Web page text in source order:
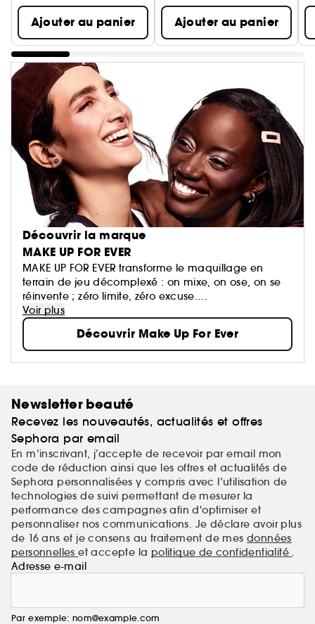
Ajouter au panier Ajouter au panier
Découvrir la marque
MAKE UP FOR EVER
MAKE UP FOR EVER transforme le maquillage en
terrain de jeu décomplexé : on mixe, on ose, on se
réinvente ; zéro limite, zéro excuse.
Ses formules haute performance suivent le rythme et
subliment toutes les carnations, quoi qu’il arrive.
Voir plus
Découvrir Make Up For Ever
Newsletter beauté
Recevez les nouveautés, actualités et offres
Sephora par email
En m’inscrivant, j’accepte de recevoir par email mon
code de réduction ainsi que les offres et actualités de
Sephora personnalisées y compris avec l’utilisation de
technologies de suivi permettant de mesurer la
performance des campagnes afin d'optimiser et
personnaliser nos communications. Je déclare avoir plus
de 16 ans et je consens au traitement de mes données
personnelleset accepte la politique de confidentialité .
Adresse e-mail
Par exemple: nom@example.com